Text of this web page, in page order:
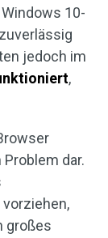
10-
jedoch im
,
dar.
großes